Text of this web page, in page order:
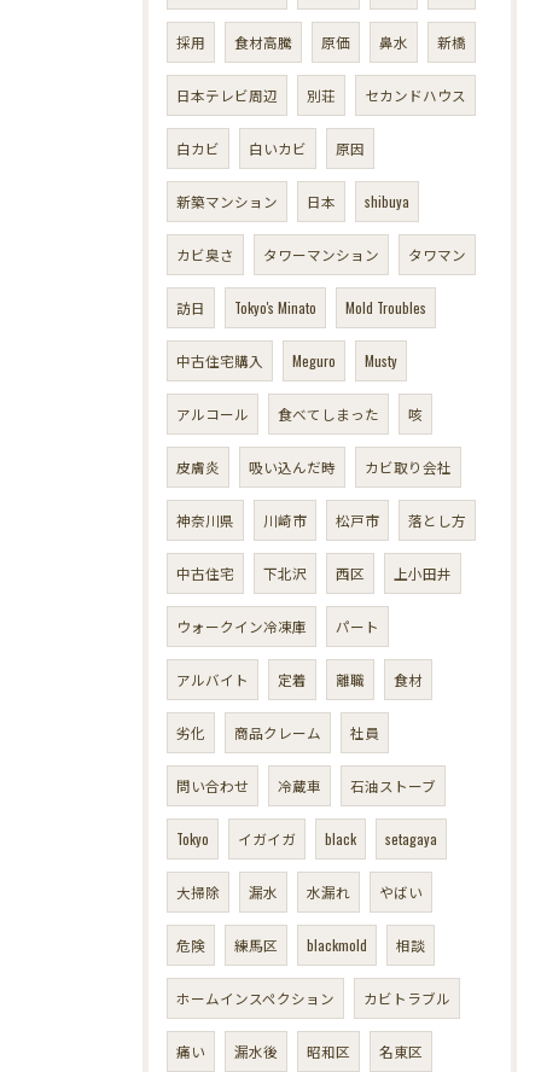
採用 食材高騰 原価 鼻水 新橋
日本テレビ周辺 別荘 セカンドハウス
白カビ 白いカビ 原因
新築マンション 日本 shibuya
カビ臭さ タワーマンション タワマン
訪日 Tokyo's Minato Mold Troubles
中古住宅購入 Meguro Musty
アルコール 食べてしまった 咳
皮膚炎 吸い込んだ時 カビ取り会社
神奈川県 川崎市 松戸市 落とし方
中古住宅 下北沢 西区 上小田井
ウォークイン冷凍庫 パート
アルバイト 定着 離職 食材
劣化 商品クレーム 社員
問い合わせ 冷蔵車 石油ストーブ
Tokyo イガイガ black setagaya
大掃除 漏水 水漏れ やばい
危険 練馬区 blackmold 相談
ホームインスペクション カビトラブル
痛い 漏水後 昭和区 名東区